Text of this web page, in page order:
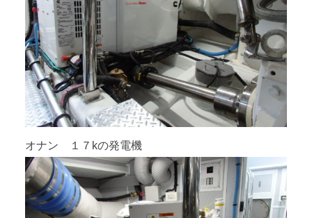
オナン １７kの発電機